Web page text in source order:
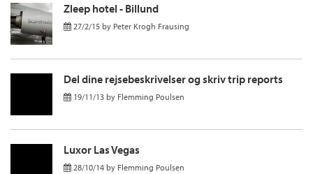
Zleep hotel - Billund
27/2/15 by Peter Krogh Frausing
Del dine rejsebeskrivelser og skriv trip reports
19/11/13 by Flemming Poulsen
Luxor Las Vegas
28/10/14 by Flemming Poulsen